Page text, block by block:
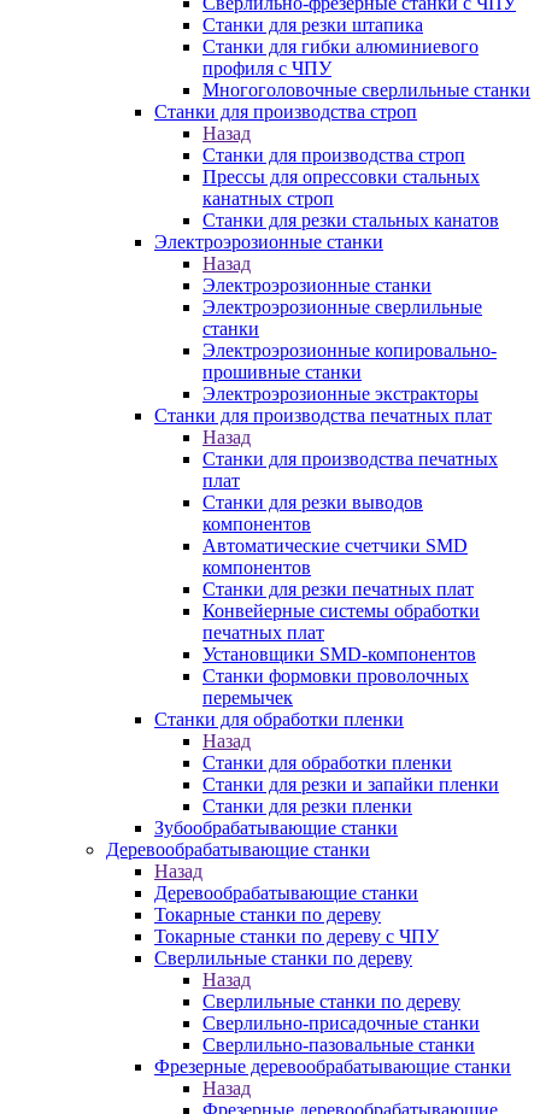
Станки для резки штапика
Станки для гибки алюминиевого
профиля с ЧПУ
Многоголовочные сверлильные станки
Станки для производства строп
Назад
Станки для производства строп
Прессы для опрессовки стальных
канатных строп
Станки для резки стальных канатов
Электроэрозионные станки
Назад
Электроэрозионные станки
Электроэрозионные сверлильные
станки
Электроэрозионные копировально-
прошивные станки
Электроэрозионные экстракторы
Станки для производства печатных плат
Назад
Станки для производства печатных
плат
Станки для резки выводов
компонентов
Автоматические счетчики SMD
компонентов
Станки для резки печатных плат
Конвейерные системы обработки
печатных плат
Установщики SMD-компонентов
Станки формовки проволочных
перемычек
Станки для обработки пленки
Назад
Станки для обработки пленки
Станки для резки и запайки пленки
Станки для резки пленки
Зубообрабатывающие станки
Деревообрабатывающие станки
Назад
Деревообрабатывающие станки
Токарные станки по дереву
Токарные станки по дереву с ЧПУ
Сверлильные станки по дереву
Назад
Сверлильные станки по дереву
Сверлильно-присадочные станки
Сверлильно-пазовальные станки
Фрезерные деревообрабатывающие станки
Назад
Фрезерные деревообрабатывающие